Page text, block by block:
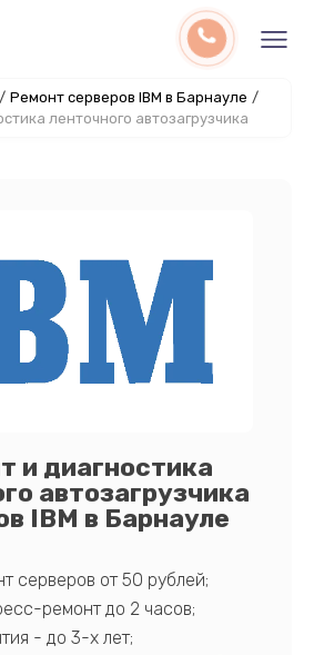
/ Ремонт серверов IBM в Барнауле /
ленточного автозагрузчика
и диагностика
автозагрузчика
IBM в Барнауле
серверов от 50 рублей;
ремонт до 2 часов;
- до 3-х лет;